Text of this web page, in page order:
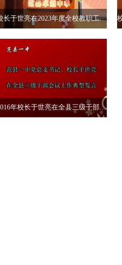
校长于世亮在2023年度全校教职工表彰大会上的讲话视频节选
2016年校长于世亮在全县三级干部会议上作典型发言